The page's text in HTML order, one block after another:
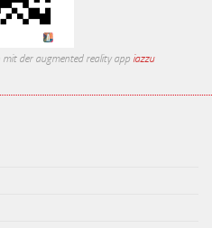
mit der augmented reality app iazzu